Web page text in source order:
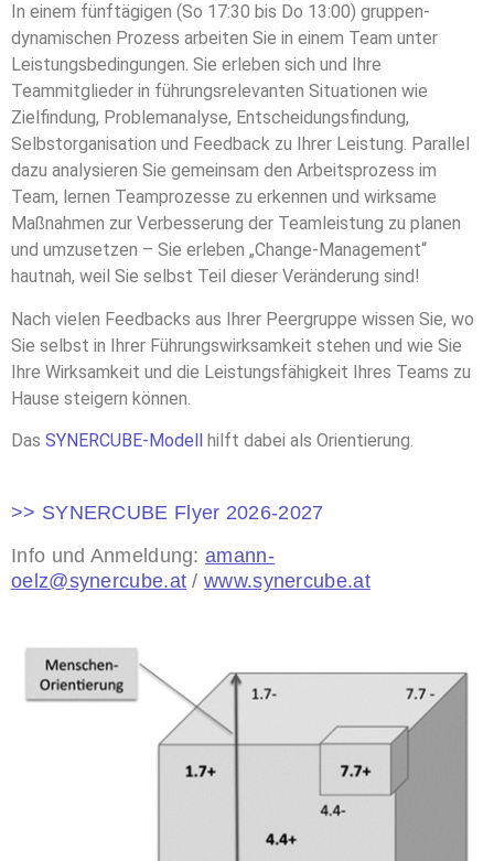
In einem fünftägigen (So 17:30 bis Do 13:00) gruppen-
dynamischen Prozess arbeiten Sie in einem Team unter
Leistungsbedingungen. Sie erleben sich und Ihre
Teammitglieder in führungsrelevanten Situationen wie
Zielfindung, Problemanalyse, Entscheidungsfindung,
Selbstorganisation und Feedback zu Ihrer Leistung. Parallel
dazu analysieren Sie gemeinsam den Arbeitsprozess im
Team, lernen Teamprozesse zu erkennen und wirksame
Maßnahmen zur Verbesserung der Teamleistung zu planen
und umzusetzen – Sie erleben „Change-Management“
hautnah, weil Sie selbst Teil dieser Veränderung sind!
Nach vielen Feedbacks aus Ihrer Peergruppe wissen Sie, wo
Sie selbst in Ihrer Führungswirksamkeit stehen und wie Sie
Ihre Wirksamkeit und die Leistungsfähigkeit Ihres Teams zu
Hause steigern können.
Das SYNERCUBE-Modell hilft dabei als Orientierung.
>> SYNERCUBE Flyer 2026-2027
Info und Anmeldung:amann-
oelz@synercube.at /www.synercube.at